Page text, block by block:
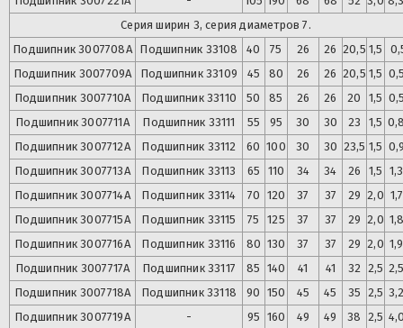
Серия ширин 3, серия диаметров 7.
Подшипник 3007708А Подшипник 33108 40 75 26 26 20,5 1,5
Подшипник 3007709А Подшипник 33109 45 80 26 26 20,5 1,5
Подшипник 3007710А Подшипник 33110 50 85 26 26 20 1,5
Подшипник 3007711А Подшипник 33111 55 95 30 30 23 1,5
Подшипник 3007712А Подшипник 33112 60 100 30 30 23,5 1,5
Подшипник 3007713А Подшипник 33113 65 110 34 34 26 1,5
Подшипник 3007714А Подшипник 33114 70 120 37 37 29 2,0
Подшипник 3007715А Подшипник 33115 75 125 37 37 29 2,0
Подшипник 3007716А Подшипник 33116 80 130 37 37 29 2,0
Подшипник 3007717А Подшипник 33117 85 140 41 41 32 2,5
Подшипник 3007718А Подшипник 33118 90 150 45 45 35 2,5
Подшипник 3007719А - 95 160 49 49 38 2,5